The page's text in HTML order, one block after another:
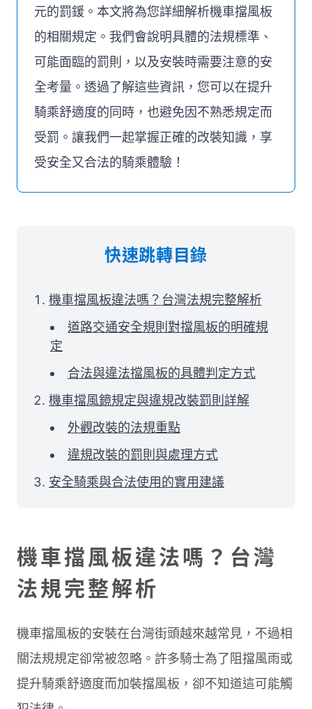
元的罰鍰。本文將為您詳細解析機車擋風板
的相關規定。我們會說明具體的法規標準、
可能面臨的罰則，以及安裝時需要注意的安
全考量。透過了解這些資訊，您可以在提升
騎乘舒適度的同時，也避免因不熟悉規定而
受罰。讓我們一起掌握正確的改裝知識，享
受安全又合法的騎乘體驗！
快速跳轉目錄
機車擋風板違法嗎？台灣法規完整解析
道路交通安全規則對擋風板的明確規
定
合法與違法擋風板的具體判定方式
機車擋風鏡規定與違規改裝罰則詳解
外觀改裝的法規重點
違規改裝的罰則與處理方式
安全騎乘與合法使用的實用建議
機車擋風板違法嗎？台灣
法規完整解析
機車擋風板的安裝在台灣街頭越來越常見，不過相
關法規規定卻常被忽略。許多騎士為了阻擋風雨或
提升騎乘舒適度而加裝擋風板，卻不知道這可能觸